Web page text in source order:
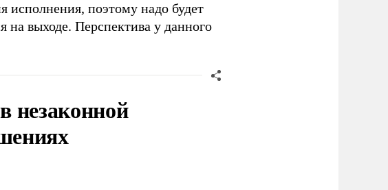
исполнения, поэтому надо будет
на выходе. Перспектива у данного
незаконной